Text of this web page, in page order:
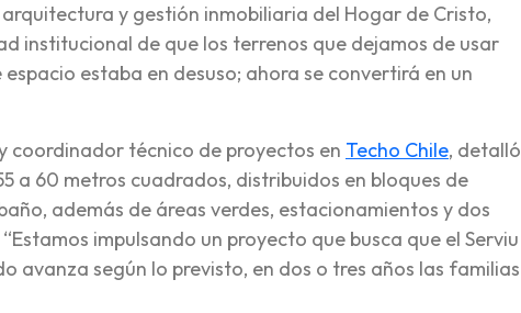
y gestión inmobiliaria del Hogar de Cristo,
institucional de que los terrenos que dejamos de usar
estaba en desuso; ahora se convertirá en un
coordinador técnico de proyectos en Techo Chile, detalló
a 60 metros cuadrados, distribuidos en bloques de
además de áreas verdes, estacionamientos y dos
impulsando un proyecto que busca que el Serviu
avanza según lo previsto, en dos o tres años las familias